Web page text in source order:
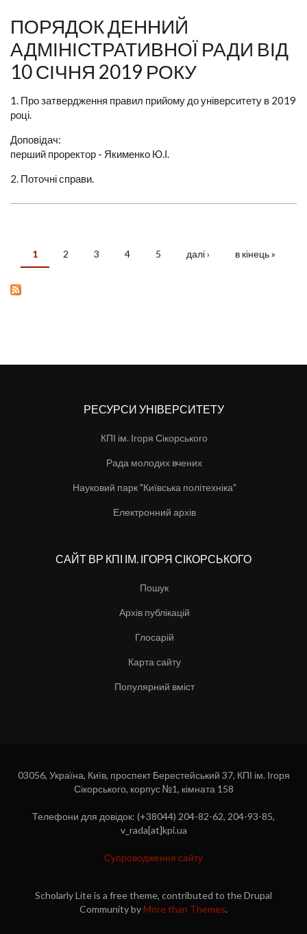
ПОРЯДОК ДЕННИЙ
АДМІНІСТРАТИВНОЇ РАДИ ВІД
10 СІЧНЯ 2019 РОКУ
1. Про затвердження правил прийому до університету в 2019
році.
Доповідач:
перший проректор - Якименко Ю.І.
2. Поточні справи.
СТОРІНКИ
1 2 3 4 5 далі › в кінець »
РЕСУРСИ УНІВЕРСИТЕТУ
КПІ ім. Ігоря Сікорського
Рада молодих вчених
Науковий парк "Київська політехніка"
Електронний архів
САЙТ ВР КПІ ІМ. ІГОРЯ СІКОРСЬКОГО
Пошук
Архів публікацій
Глосарій
Карта сайту
Популярний вміст
03056, Україна, Київ, проспект Берестейський 37, КПІ ім. Ігоря
Сікорського, корпус №1, кімната 158
Телефони для довідок: (+38044) 204-82-62, 204-93-85,
v_rada[at]kpi.ua
Супроводження сайту
Scholarly Lite is a free theme, contributed to the Drupal
Community byMore than Themes.